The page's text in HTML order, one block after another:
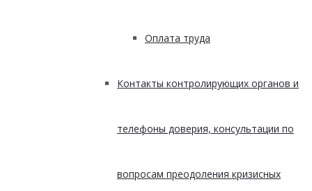
Оплата труда
Контакты контролирующих органов и
телефоны доверия, консультации по
вопросам преодоления кризисных